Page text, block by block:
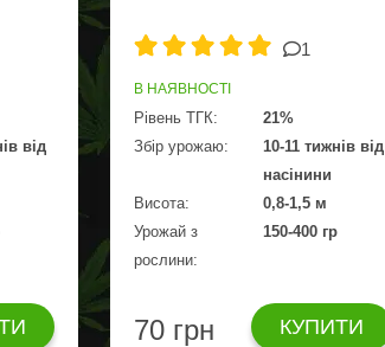
від
1
В НАЯВНОСТІ
Рівень ТГК:
21%
Збір урожаю:
10-11 тижнів від
насінини
Висота:
0,8-1,5 м
Урожай з
рослини:
150-400 гр
70 грн КУПИТИ